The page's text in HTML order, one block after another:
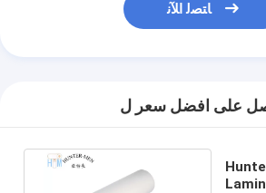
ﺎﺘﺼﻟ ﺍﻶﻧ
على افضل سعر ل